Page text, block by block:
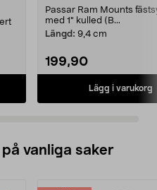
Passar Ram Mounts
med 1" kulled (B...
Längd: 9,4 cm
199,90
Lägg i varukorg
vanliga saker